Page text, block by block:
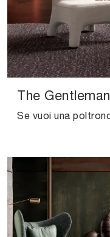
The Gentleman